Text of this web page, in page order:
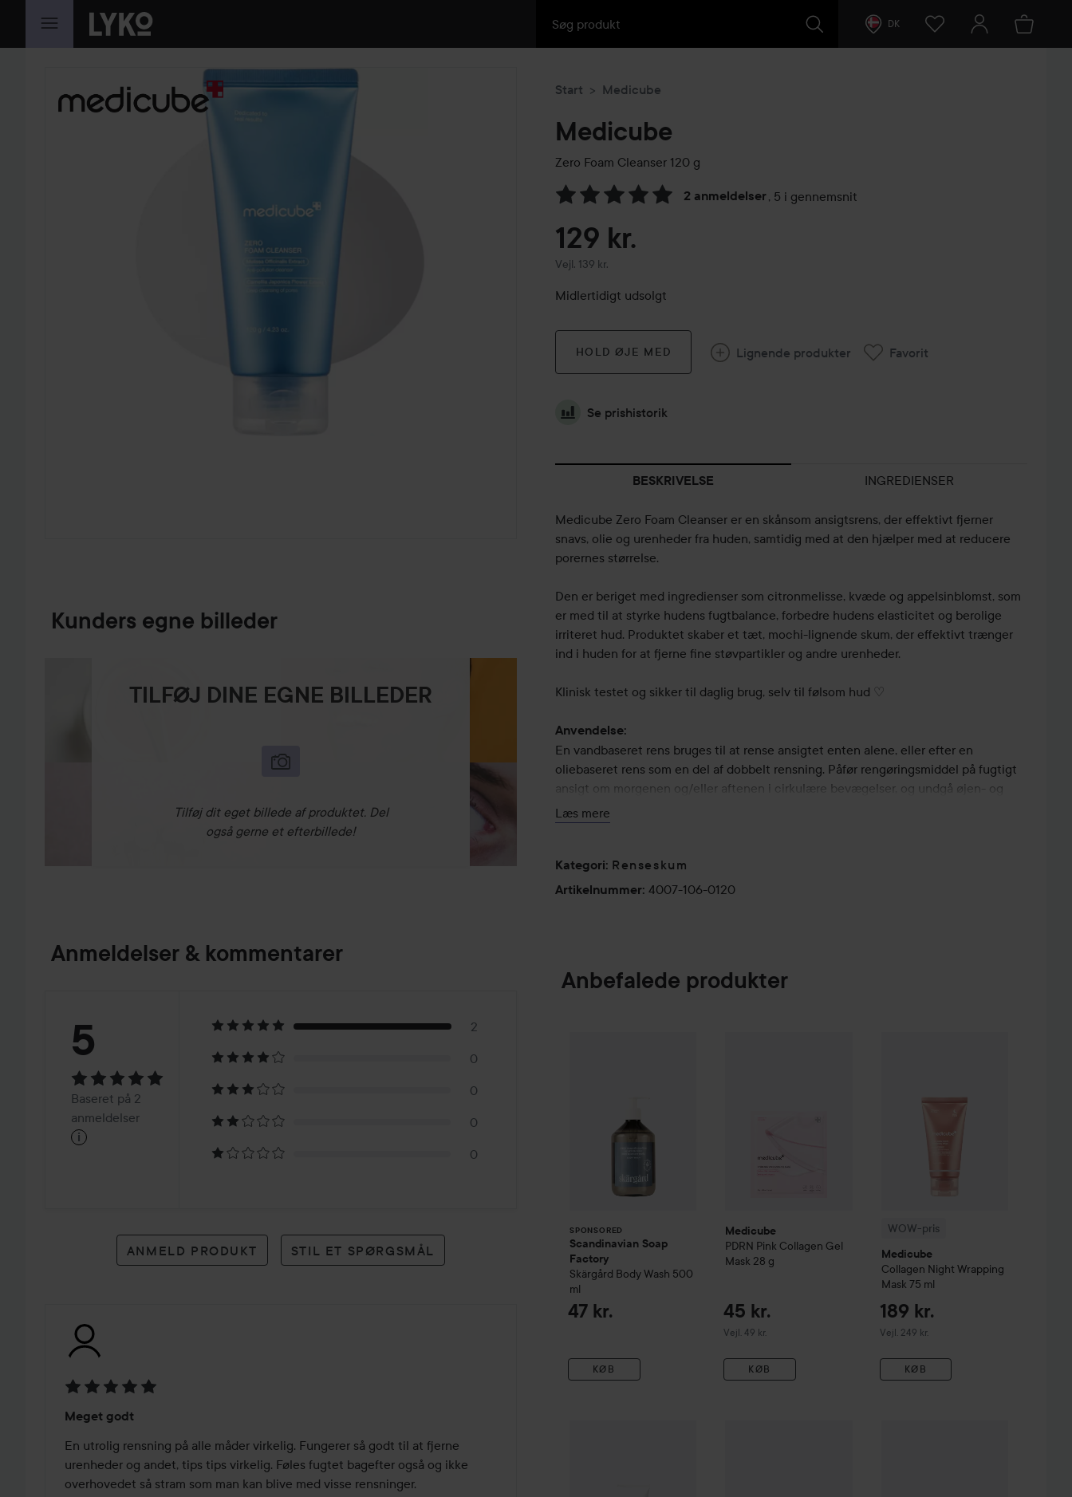
GÅ TIL INDHOLD DK
Kunders egne billeder
TILFØJ DINE EGNE BILLEDER
Tilføj dit eget billede af produktet. Del
også gerne et efterbillede!
Anmeldelser & kommentarer
Bedømmelse:
5Baseret
på
anmeldelser
5
Baseret på 2
anmeldelser
i
2
0
0
0
0
ANMELD PRODUKT STIL ET SPØRGSMÅL
5
ud
af
5
Meget godt
En utrolig rensning på alle måder virkelig. Fungerer så godt til at fjerne
urenheder og andet, tips tips virkelig. Føles fugtet bagefter også og ikke
overhovedet så stram som man kan blive med visse rensninger.
Start Medicube
Medicube
Zero Foam Cleanser 120 g
2 anmeldelser, 5 i gennemsnit
Gå til Anmeldelser & kommentarer
129 kr.
Vejl. 139 kr.
Vejledende pris 139 kr.
Midlertidigt udsolgt
HOLD ØJE MED Lignende produkter Favorit
Se prishistorik
BESKRIVELSE INGREDIENSER
Medicube Zero Foam Cleanser er en skånsom ansigtsrens, der effektivt fjerner
snavs, olie og urenheder fra huden, samtidig med at den hjælper med at reducere
porernes størrelse.
Den er beriget med ingredienser som citronmelisse, kvæde og appelsinblomst, som
er med til at styrke hudens fugtbalance, forbedre hudens elasticitet og berolige
irriteret hud. Produktet skaber et tæt, mochi-lignende skum, der effektivt trænger
ind i huden for at fjerne fine støvpartikler og andre urenheder.
Klinisk testet og sikker til daglig brug, selv til følsom hud ♡
Anvendelse:
En vandbaseret rens bruges til at rense ansigtet enten alene, eller efter en
oliebaseret rens som en del af dobbelt rensning. Påfør rengøringsmiddel på fugtigt
ansigt om morgenen og/eller aftenen i cirkulære bevægelser, og undgå øjen- og
mundområdet. Massér og skyl derefter med varmt vand.
Læs mere
Kategori: Renseskum
Artikelnummer: 4007-106-0120
Anbefalede produkter
SPONSORED
Scandinavian Soap
Factory
Skärgård Body Wash 500
ml
47 kr.
KØB
Medicube
PDRN Pink Collagen Gel
Mask 28 g
45 kr.
Vejl. 49 kr.
Vejledende pris 49 kr.
KØB
WOW-pris
Medicube
Collagen Night Wrapping
Mask 75 ml
189 kr.
Vejl. 249 kr.
Vejledende pris 249 kr.
KØB